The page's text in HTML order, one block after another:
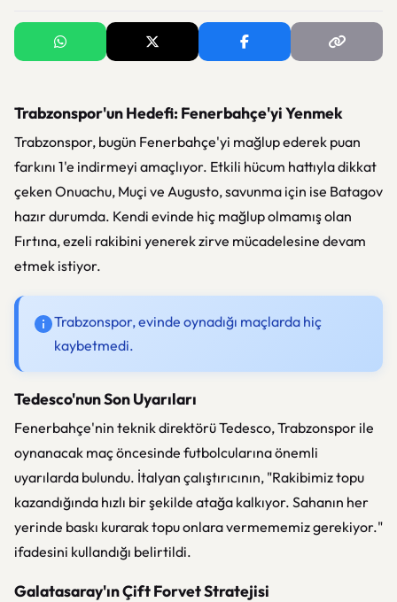
Trabzonspor'un Hedefi: Fenerbahçe'yi Yenmek
Trabzonspor, bugün Fenerbahçe'yi mağlup ederek puan
farkını 1'e indirmeyi amaçlıyor. Etkili hücum hattıyla dikkat
çeken Onuachu, Muçi ve Augusto, savunma için ise Batagov
hazır durumda. Kendi evinde hiç mağlup olmamış olan
Fırtına, ezeli rakibini yenerek zirve mücadelesine devam
etmek istiyor.
Trabzonspor, evinde oynadığı maçlarda hiç
kaybetmedi.
Tedesco'nun Son Uyarıları
Fenerbahçe'nin teknik direktörü Tedesco, Trabzonspor ile
oynanacak maç öncesinde futbolcularına önemli
uyarılarda bulundu. İtalyan çalıştırıcının, "Rakibimiz topu
kazandığında hızlı bir şekilde atağa kalkıyor. Sahanın her
yerinde baskı kurarak topu onlara vermememiz gerekiyor."
ifadesini kullandığı belirtildi.
Galatasaray'ın Çift Forvet Stratejisi